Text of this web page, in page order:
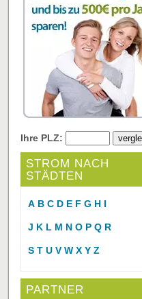
Ihre PLZ:
STROM NACH
STÄDTEN
A B C D E F G H I
J K L M N O P Q R
S T U V W X Y Z
PARTNER